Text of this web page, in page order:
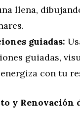
llena,
guiadas:
guiadas,
con tu
y Renovación